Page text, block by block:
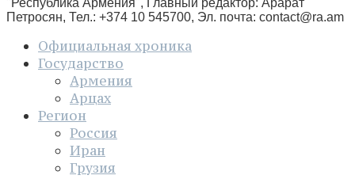
"Республика Армения", Главный редактор: Арарат
Петросян, Тел.: +374 10 545700, Эл. почта: contact@ra.am
Официальная хроника
Государство
Армения
Арцах
Регион
Россия
Иран
Грузия